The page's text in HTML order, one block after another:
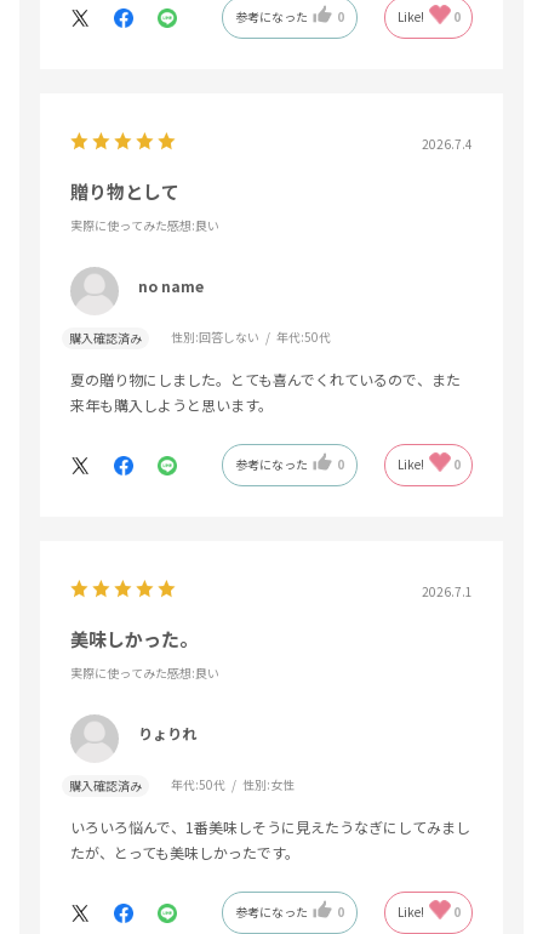
参考になった 0 Like! 0
2026.7.4
贈り物として
実際に使ってみた感想:良い
no name
購入確認済み 性別:回答しない 年代:50代
夏の贈り物にしました。とても喜んでくれているので、また
来年も購入しようと思います。
参考になった 0 Like! 0
2026.7.1
美味しかった。
実際に使ってみた感想:良い
りょりれ
購入確認済み 年代:50代 性別:女性
いろいろ悩んで、1番美味しそうに見えたうなぎにしてみまし
たが、とっても美味しかったです。
参考になった 0 Like! 0